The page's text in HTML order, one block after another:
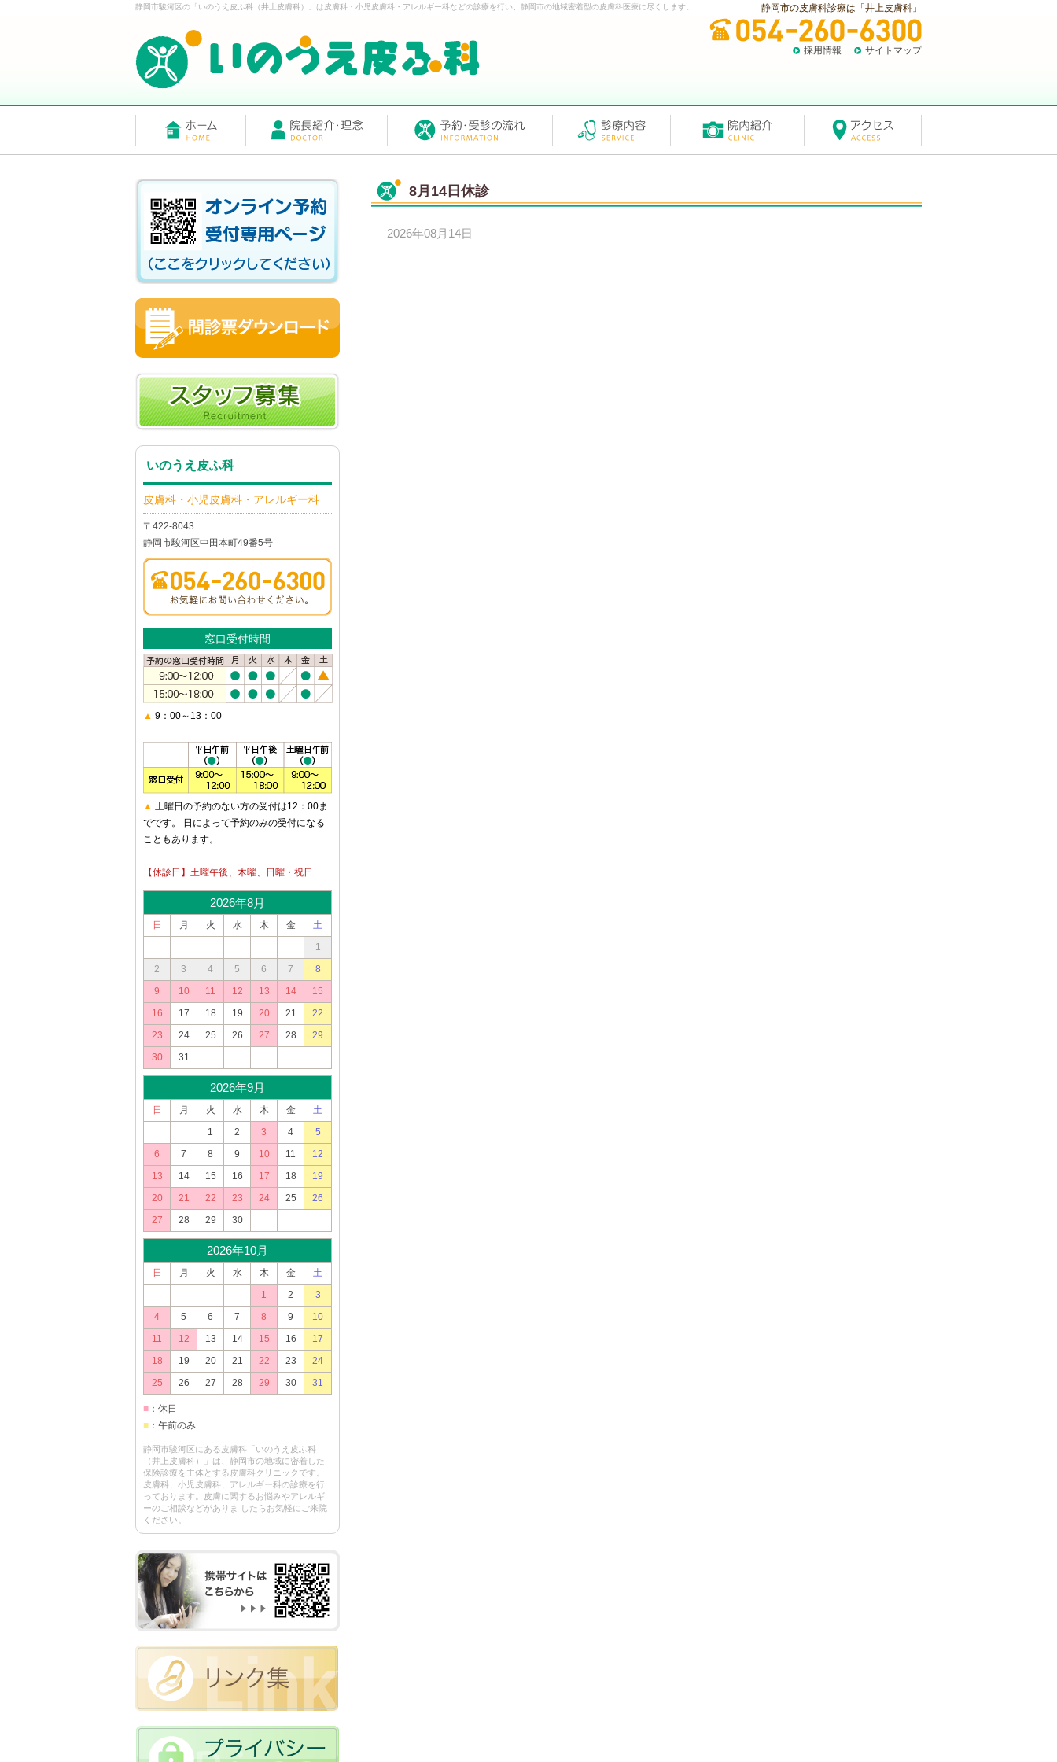
静岡市駿河区の「いのうえ皮ふ科（井上皮膚科）」は皮膚科・小児皮膚科・アレルギー科などの診療を行い、静岡市の地域密着型の皮膚科医療に尽くします。 静岡市の皮膚科診療は「井上皮膚科」
採用情報 サイトマップ
8月14日休診
2026年08月14日
いのうえ皮ふ科
皮膚科・小児皮膚科・アレルギー科
〒422-8043
静岡市駿河区中田本町49番5号
窓口受付時間
▲ 9：00～13：00
▲ 土曜日の予約のない方の受付は12：00ま
でです。 日によって予約のみの受付になる
こともあります。
【休診日】土曜午後、木曜、日曜・祝日
2026年8月
日 月 火 水 木 金
土
1
2
3 4 5 6 7
8
9
10 11 12 13 14
15
16
17 18 19 20 21
22
23
24 25 26 27 28
29
30
31
2026年9月
日 月 火 水 木 金
土
1
2 3 4
5
6
7 8 9 10 11
12
13
14 15 16 17 18
19
20
21 22 23 24 25
26
27
28 29 30
2026年10月
日 月 火 水 木 金
土
1
2
3
4
5 6 7 8 9
10
11
12 13 14 15 16
17
18
19 20 21 22 23
24
25
26 27 28 29 30 31
■ ：休日
■ ：午前のみ
静岡市駿河区にある皮膚科「いのうえ皮ふ科
（井上皮膚科）」は、静岡市の地域に密着した
保険診療を主体とする皮膚科クリニックです。
皮膚科、小児皮膚科、アレルギー科の診療を行
っております。皮膚に関するお悩みやアレルギ
ーのご相談などがありま したらお気軽にご来院
ください。